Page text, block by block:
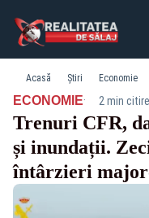
Acasă Știri Economie
ECONOMIE· 2 min citire
Trenuri CFR,
și inundații.
întârzieri